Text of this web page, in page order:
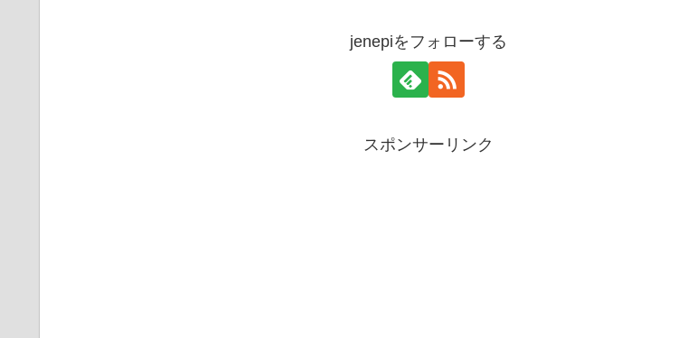
jenepiをフォローする
スポンサーリンク